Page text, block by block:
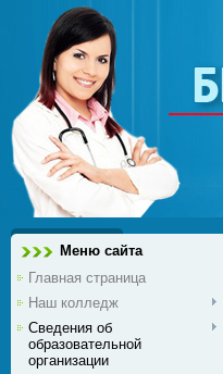
Меню сайта
Главная страница
Наш колледж
Сведения об
образовательной
организации